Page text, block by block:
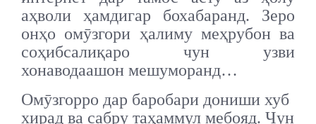
аҳволи ҳамдигар бохабаранд. Зеро
онҳо омӯзгори ҳалиму меҳрубон ва
соҳибсалиқаро чун узви
хонаводаашон мешуморанд…
Омӯзгорро дар баробари дониши хуб
хирад ва сабру таҳаммул мебояд. Чун